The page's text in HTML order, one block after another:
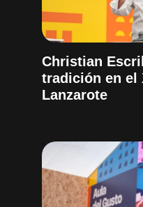
Christian
tradición en el
Lanzarote